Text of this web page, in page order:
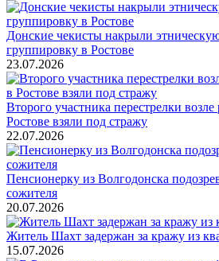
Донские чекисты накрыли
группировку в Ростове
23.07.2026
Второго участника перестрелки
Ростове взяли под стражу
22.07.2026
Пенсионерку из Волгодонска
сожителя
20.07.2026
Житель Шахт задержан за кражу из
15.07.2026